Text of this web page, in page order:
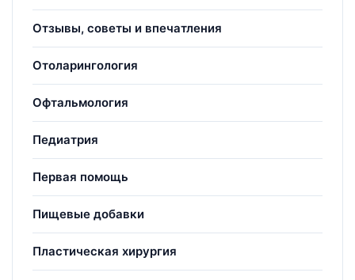
Отзывы, советы и впечатления
Отоларингология
Офтальмология
Педиатрия
Первая помощь
Пищевые добавки
Пластическая хирургия